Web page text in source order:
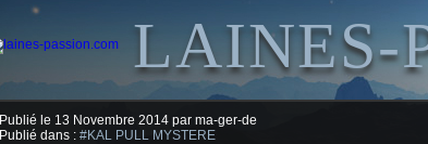
LAINES-
Publié le 13 Novembre 2014 par ma-ger-de
Publié dans : #KAL PULL MYSTERE